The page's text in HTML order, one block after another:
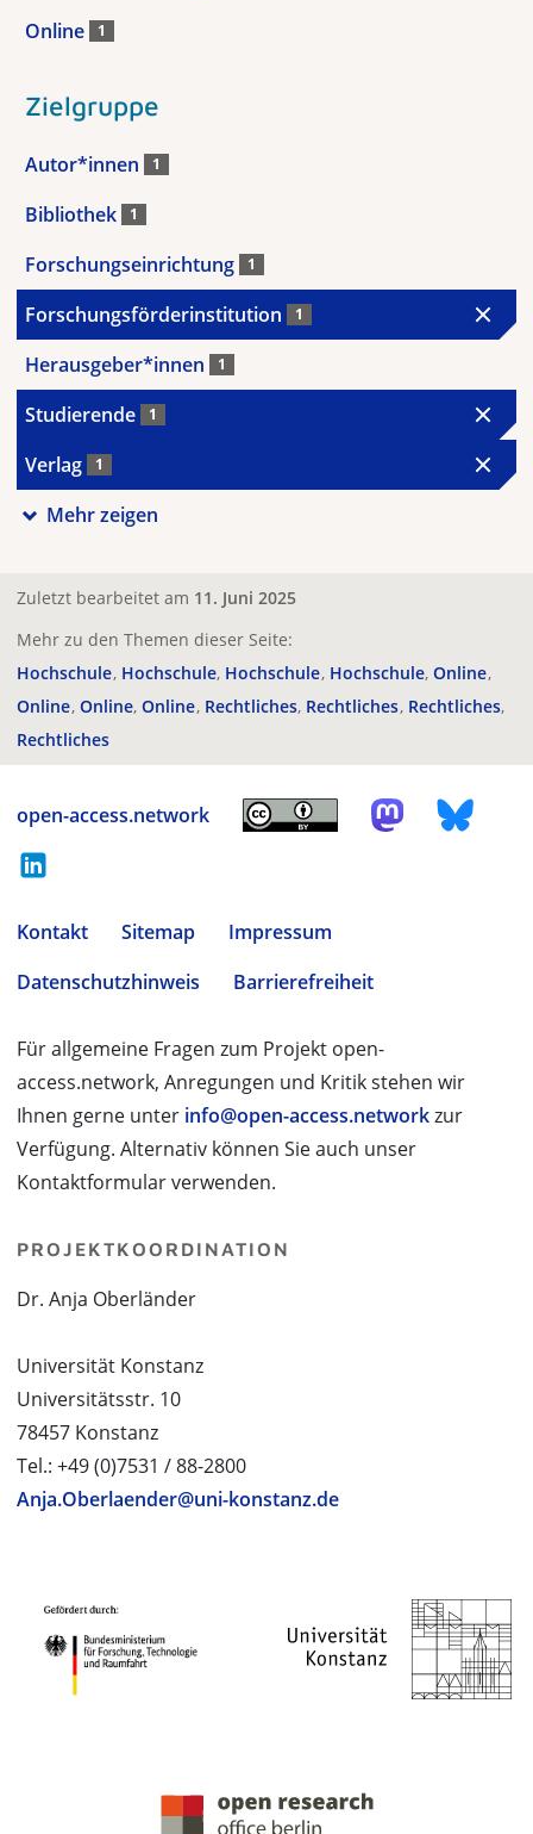
Online 1
Zielgruppe
Autor*innen 1
Bibliothek 1
Forschungseinrichtung 1
Forschungsförderinstitution 1
Herausgeber*innen 1
Studierende 1
Verlag 1
Mehr zeigen
Zuletzt bearbeitet am 11. Juni 2025
Mehr zu den Themen dieser Seite:
Hochschule Hochschule Hochschule Hochschule Online
Online Online Online Rechtliches Rechtliches Rechtliches
Rechtliches
open-access.network
Kontakt Sitemap
Impressum
Datenschutzhinweis
Barrierefreiheit
Für allgemeine Fragen zum Projekt open-
access.network, Anregungen und Kritik stehen wir
Ihnen gerne unter info@open-access.networkzur
Verfügung. Alternativ können Sie auch unser
Kontaktformular verwenden.
PROJEKTKOORDINATION
Dr. Anja Oberländer
Universität Konstanz
Universitätsstr. 10
78457 Konstanz
Tel.: +49 (0)7531 / 88-2800
Anja.Oberlaender@uni-konstanz.de